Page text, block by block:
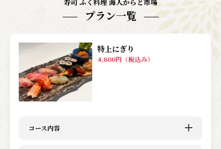
寿司 ふく料理 海人からと市場
プラン一覧
特上にぎり
4,800円（税込み）
コース内容